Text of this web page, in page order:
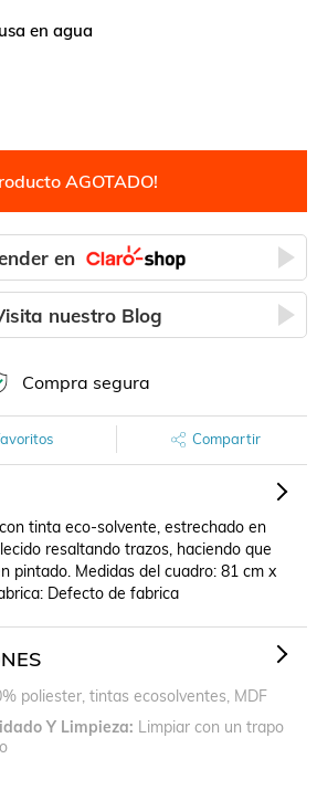
en agua
AGOTADO!
en
nuestro Blog
Compra segura
Compartir
tinta eco-solvente, estrechado en
resaltando trazos, haciendo que
pintado. Medidas del cuadro: 81 cm x
Defecto de fabrica
poliester, tintas ecosolventes, MDF
Y Limpieza Limpiar con un trapo